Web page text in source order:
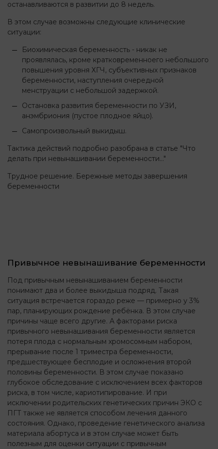
останавливаются в развитии до 8 недель.
В этом случае возможны следующие клинические
ситуации:
Биохимическая беременность - никак не
проявлялась, кроме кратковременноего небольшого
повышения уровня ХГЧ, субъективных признаков
беременности, наступления очередной
менструации с небольшой задержкой.
Остановка развития беременности по УЗИ,
анэмбриония (пустое плодное яйцо).
Самопроизвольный выкидыш.
Тактика действий подробно разобрана в статье "Что
делать при невынашивании беременности..."
Трудное решение. Бережные методы завершения
беременности
Привычное невынашивание беременности
Под привычным невынашиванием беременности
понимают два и более выкидыша подряд. Такая
ситуация встречается гораздо реже — примерно у 3%
пар, планирующих рождение ребёнка. В этом случае
причины чаще всего другие. А факторами риска
привычного невынашивания беременности является
потеря плода с нормальным хромосомным набором,
прерывание после 1 триместра беременности,
предшествующее бесплодие и осложнения второй
половины беременности. В этом случае показано
глубокое обследование с исключением всех факторов
риска, в том числе, кариотипирование. И при
исключении родительских генетических причин ЭКО с
ПГТ также не является способом лечения данного
состояния. Однако, проведение генетического анализа
материала абортуса и в этом случае может быть
полезным для оценки ситуации с привычным